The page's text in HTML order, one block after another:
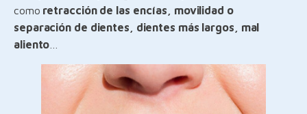
como retracción de las encías, movilidad o
separación de dientes, dientes más largos, mal
aliento